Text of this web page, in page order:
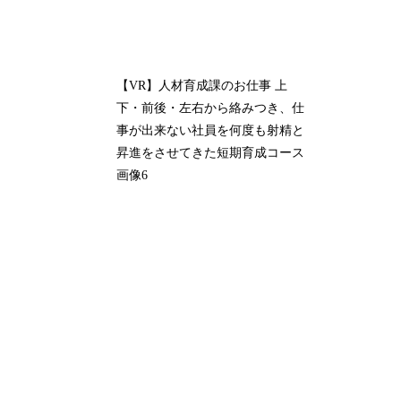
【VR】人材育成課のお仕事 上
下・前後・左右から絡みつき、仕
事が出来ない社員を何度も射精と
昇進をさせてきた短期育成コース
画像6